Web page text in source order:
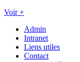
Voir +
Admin
Intranet
Liens utiles
Contact